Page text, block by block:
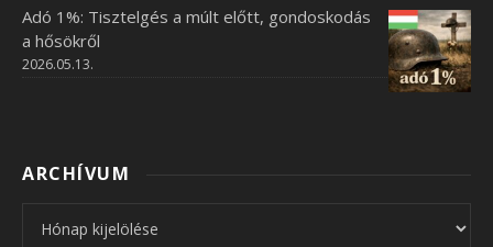
Adó 1%: Tisztelgés a múlt előtt, gondoskodás
a hősökről
2026.05.13.
ARCHÍVUM